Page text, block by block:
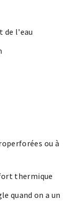
de l'eau
ou à
thermique
quand on a un